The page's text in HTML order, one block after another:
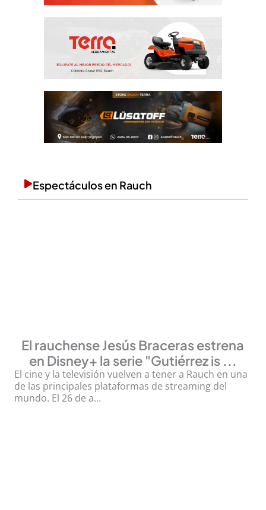
Espectáculos en Rauch
El rauchense Jesús Braceras estrena
en Disney+ la serie "Gutiérrez is ...
El cine y la televisión vuelven a tener a Rauch en una
de las principales plataformas de streaming del
mundo. El 26 de a...